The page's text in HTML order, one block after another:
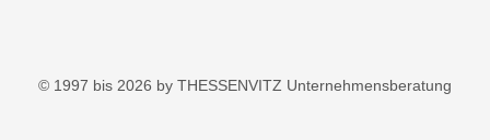
© 1997 bis 2026 by THESSENVITZ Unternehmensberatung